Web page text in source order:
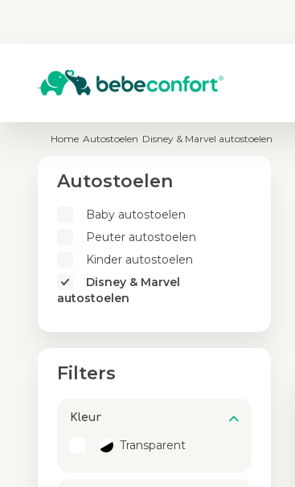
SHOP PER CATEGORIE
Peuter autostoelen
Disney & Marvel autostoelen
SHOP PER CATEGORIE
Buggies
Accessoires
SHOP PER CATEGORIE
Ledikanten & Reisbedjes
Kinderstoelen & Verhogers
SHOP PER CATEGORIE
Flessenwarmers & Flesbereiders
Home Autostoelen Disney & Marvel autostoelen
Autostoelen
Baby autostoelen
Peuter autostoelen
Kinder autostoelen
Disney & Marvel
autostoelen
Filters
Kleur
Transparent